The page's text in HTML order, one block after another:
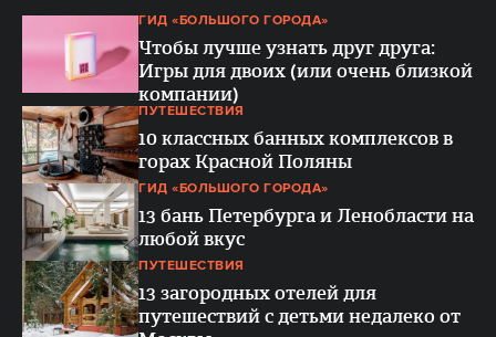
ГИД «БОЛЬШОГО ГОРОДА»
Чтобы лучше узнать друг друга:
Игры для двоих (или очень близкой
компании)
ПУТЕШЕСТВИЯ
10 классных банных комплексов в
горах Красной Поляны
ГИД «БОЛЬШОГО ГОРОДА»
13 бань Петербурга и Ленобласти на
любой вкус
ПУТЕШЕСТВИЯ
13 загородных отелей для
путешествий с детьми недалеко от